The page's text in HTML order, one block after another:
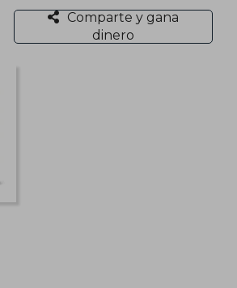
Comparte y gana
dinero